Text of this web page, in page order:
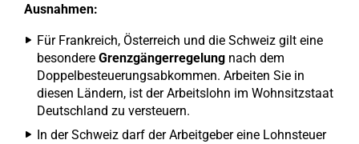
Ausnahmen:
Für Frankreich, Österreich und die Schweiz gilt eine
besondere Grenzgängerregelung nach dem
Doppelbesteuerungsabkommen. Arbeiten Sie in
diesen Ländern, ist der Arbeitslohn im Wohnsitzstaat
Deutschland zu versteuern.
In der Schweiz darf der Arbeitgeber eine Lohnsteuer